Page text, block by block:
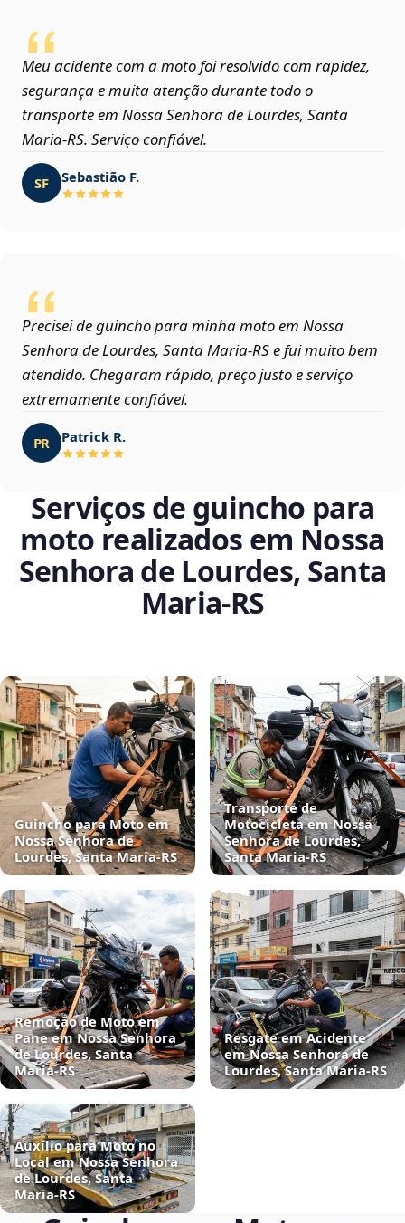
Meu acidente com a moto foi resolvido com rapidez,
segurança e muita atenção durante todo o
transporte em Nossa Senhora de Lourdes, Santa
Maria‑RS. Serviço confiável.
SF Sebastião F.
Precisei de guincho para minha moto em Nossa
Senhora de Lourdes, Santa Maria‑RS e fui muito bem
atendido. Chegaram rápido, preço justo e serviço
extremamente confiável.
PR Patrick R.
Serviços de guincho para
moto realizados em Nossa
Senhora de Lourdes, Santa
Maria‑RS
Guincho para Moto em
Nossa Senhora de
Lourdes, Santa Maria‑RS
Transporte de
Motocicleta em Nossa
Senhora de Lourdes,
Santa Maria‑RS
Remoção de Moto em
Pane em Nossa Senhora
de Lourdes, Santa
Maria‑RS
Resgate em Acidente
em Nossa Senhora de
Lourdes, Santa Maria‑RS
Auxílio para Moto no
Local em Nossa Senhora
de Lourdes, Santa
Maria‑RS